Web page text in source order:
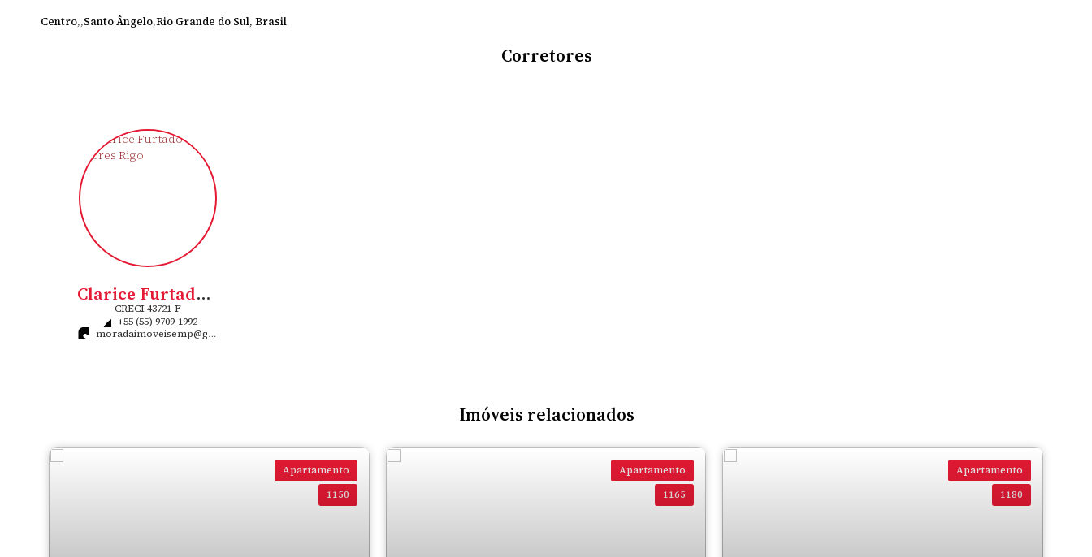
Centro Santo Ângelo Rio Grande do Sul, Brasil
Corretores
Clarice Furtado Flores Rigo
CRECI43721-F
+55 (55) 9709-1992
moradaimoveisemp@gmail.com
Imóveis relacionados
Apartamento
1150
Apartamento
1165
Apartamento
1180